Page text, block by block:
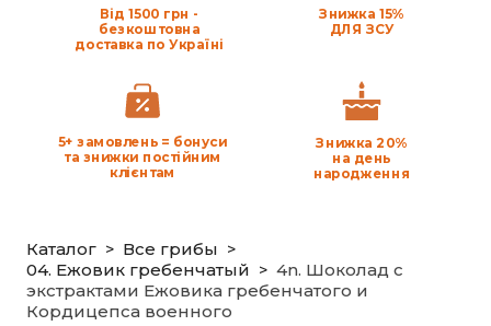
Знижка 15%
ДЛЯ ЗСУ
Від 1500 грн -
безкоштовна
доставка по Україні
5+ замовлень = бонуси
та знижки постійним
клієнтам
Знижка 20%
на день
народження
Каталог
Все грибы
04. Ежовик гребенчатый
4n. Шоколад с
экстрактами Ежовика гребенчатого и
Кордицепса военного